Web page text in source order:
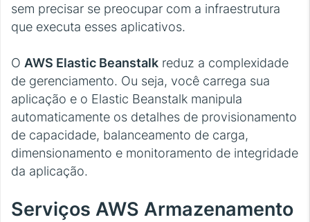
sem precisar se preocupar com a infraestrutura
que executa esses aplicativos.
O AWS Elastic Beanstalk reduz a complexidade
de gerenciamento. Ou seja, você carrega sua
aplicação e o Elastic Beanstalk manipula
automaticamente os detalhes de provisionamento
de capacidade, balanceamento de carga,
dimensionamento e monitoramento de integridade
da aplicação.
Serviços AWS Armazenamento